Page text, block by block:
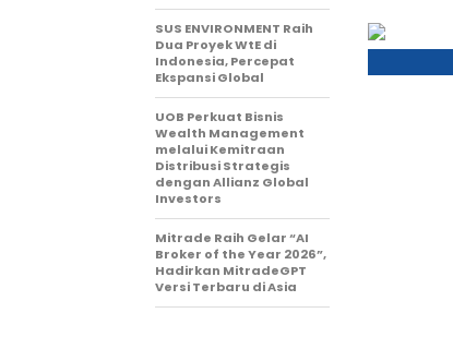
SUS ENVIRONMENT Raih
Dua Proyek WtE di
Indonesia, Percepat
Ekspansi Global
UOB Perkuat Bisnis
Wealth Management
melalui Kemitraan
Distribusi Strategis
dengan Allianz Global
Investors
Mitrade Raih Gelar “AI
Broker of the Year 2026”,
Hadirkan MitradeGPT
Versi Terbaru di Asia